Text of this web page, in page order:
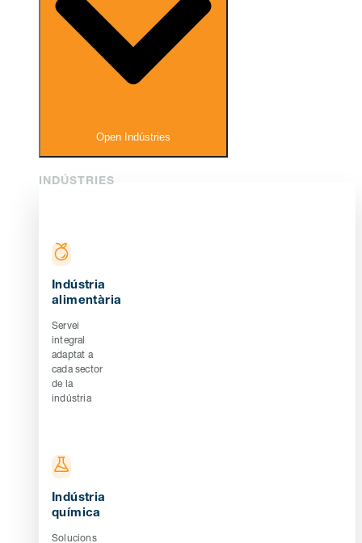
Open Indústries
INDÚSTRIES
Indústria
alimentària
Servei
integral
adaptat a
cada sector
de la
indústria
Indústria
química
Solucions